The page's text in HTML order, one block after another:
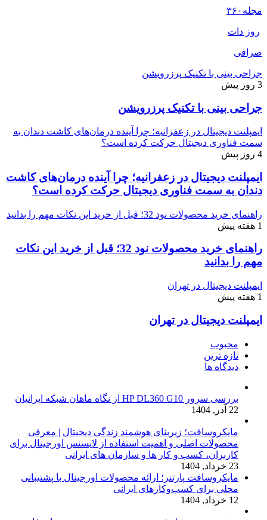
مجله ۳۶۰
روز دات
صرافی
جراحی بینی با تکنیک پرزرویشن
3 روز پیش
جراحی بینی با تکنیک پرزرویشن
ایمپلنت دیجیتال در زعفرانیه؛ چرا آینده درمان‌های کاشت دندان به
سمت فناوری دیجیتال حرکت کرده است؟
4 روز پیش
ایمپلنت دیجیتال در زعفرانیه؛ چرا آینده درمان‌های کاشت
دندان به سمت فناوری دیجیتال حرکت کرده است؟
راهنمای خرید محصولات نود 32؛ قبل از خرید این نکات مهم را بدانید
1 هفته پیش
راهنمای خرید محصولات نود 32؛ قبل از خرید این نکات
مهم را بدانید
ایمپلنت دیجیتال در تهران
1 هفته پیش
ایمپلنت دیجیتال در تهران
محبوب
تازه ترین
دیدگاه ها
بررسی سرور HP DL360 G10 از نگاه ماهان شبکه ایرانیان
22 آذر, 1404
مایکروسافت؛ زیربنای هوشمند زندگی دیجیتال | معرفی
محصولات اصلی و اهمیت استفاده از لایسنس اورجینال برای
کاربران، کسب و کار ها و سازمان های ایرانی
23 خرداد, 1404
مایکروسافت پارتنر؛ ارائه محصولات اورجینال با پشتیبانی
محلی برای کسب‌وکارهای ایرانی
12 خرداد, 1404